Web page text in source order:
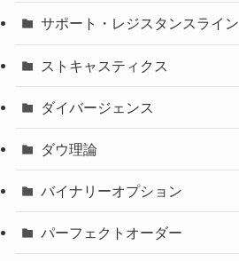
サポート・レジスタンスライン
ストキャスティクス
ダイバージェンス
ダウ理論
バイナリーオプション
パーフェクトオーダー